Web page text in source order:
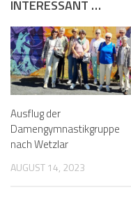
INTERESSANT …
Ausflug der
Damengymnastikgruppe
nach Wetzlar
AUGUST 14, 2023